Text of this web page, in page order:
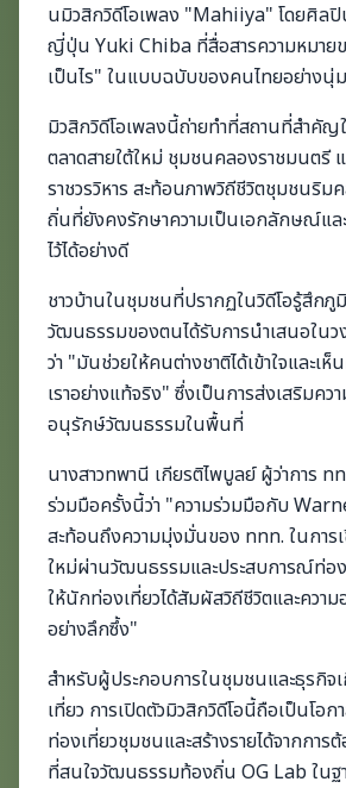
นมิวสิกวิดีโอเพลง "Mahiiya" โดยศิลปิ
ญี่ปุ่น Yuki Chiba ที่สื่อสารความหมายข
เป็นไร" ในแบบฉบับของคนไทยอย่างนุ่
มิวสิกวิดีโอเพลงนี้ถ่ายทำที่สถานที่สำคัญ
ตลาดสายใต้ใหม่ ชุมชนคลองราชมนตรี แ
ราชวรวิหาร สะท้อนภาพวิถีชีวิตชุมชนริม
ถิ่นที่ยังคงรักษาความเป็นเอกลักษณ์แ
ไว้ได้อย่างดี
ชาวบ้านในชุมชนที่ปรากฏในวิดีโอรู้สึกภู
วัฒนธรรมของตนได้รับการนำเสนอในว
ว่า "มันช่วยให้คนต่างชาติได้เข้าใจและ
เราอย่างแท้จริง" ซึ่งเป็นการส่งเสริมคว
อนุรักษ์วัฒนธรรมในพื้นที่
นางสาวทพานี เกียรติไพบูลย์ ผู้ว่าการ ท
ร่วมมือครั้งนี้ว่า "ความร่วมมือกับ
สะท้อนถึงความมุ่งมั่นของ ททท. ในการ
ใหม่ผ่านวัฒนธรรมและประสบการณ์ท่อ
ให้นักท่องเที่ยวได้สัมผัสวิถีชีวิตและควา
อย่างลึกซึ้ง"
สำหรับผู้ประกอบการในชุมชนและธุรกิจ
เที่ยว การเปิดตัวมิวสิกวิดีโอนี้ถือเป็นโอก
ท่องเที่ยวชุมชนและสร้างรายได้จากกา
ที่สนใจวัฒนธรรมท้องถิ่น OG Lab ในฐ